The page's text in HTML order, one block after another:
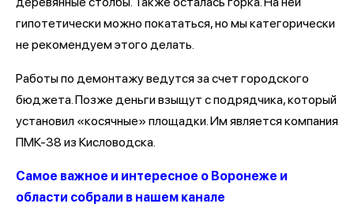
гипотетически можно покататься, но мы категорически
не рекомендуем этого делать.
Работы по демонтажу ведутся за счет городского
бюджета. Позже деньги взыщут с подрядчика, который
установил «косячные» площадки. Им является компания
ПМК-38 из Кисловодска.
Самое важное и интересное о Воронеже и
области собрали в нашем канале